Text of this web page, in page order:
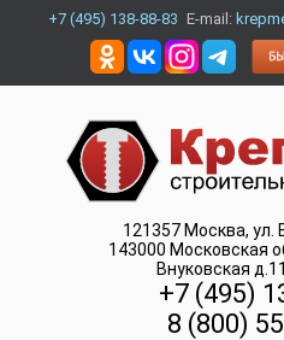
+7 (495) 138-88-83 E-mail:
121357 Москва, ул.
143000 Московская
Внуковская
+7 (495)
8 (800)